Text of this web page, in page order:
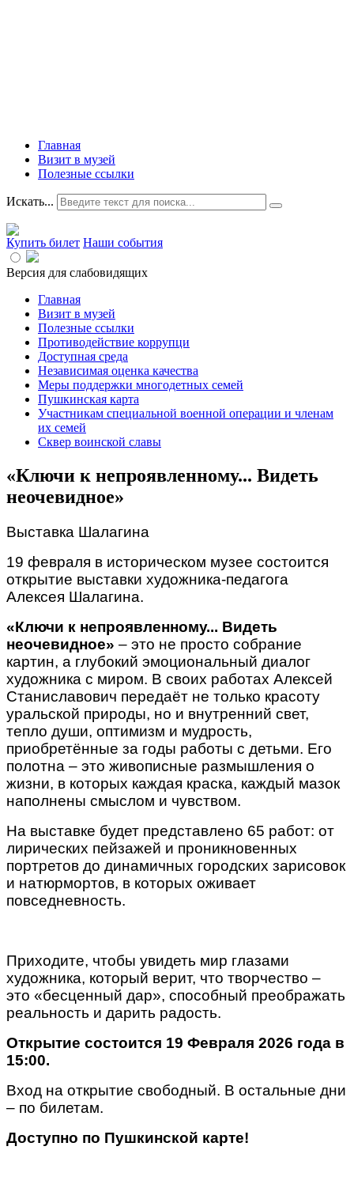
Главная
Визит в музей
Полезные ссылки
Искать...
Купить билет Наши события
Версия для слабовидящих
Главная
Визит в музей
Полезные ссылки
Противодействие коррупци
Доступная среда
Независимая оценка качества
Меры поддержки многодетных семей
Пушкинская карта
Участникам специальной военной операции и членам
их семей
Сквер воинской славы
«Ключи к непроявленному... Видеть
неочевидное»
Выставка Шалагина
19 февраля в историческом музее состоится
открытие выставки художника-педагога
Алексея Шалагина.
«Ключи к непроявленному... Видеть
неочевидное» – это не просто собрание
картин, а глубокий эмоциональный диалог
художника с миром. В своих работах Алексей
Станиславович передаёт не только красоту
уральской природы, но и внутренний свет,
тепло души, оптимизм и мудрость,
приобретённые за годы работы с детьми. Его
полотна – это живописные размышления о
жизни, в которых каждая краска, каждый мазок
наполнены смыслом и чувством.
На выставке будет представлено 65 работ: от
лирических пейзажей и проникновенных
портретов до динамичных городских зарисовок
и натюрмортов, в которых оживает
повседневность.
Приходите, чтобы увидеть мир глазами
художника, который верит, что творчество –
это «бесценный дар», способный преображать
реальность и дарить радость.
Открытие состоится 19 Февраля 2026 года в
15:00.
Вход на открытие свободный. В остальные дни
– по билетам.
Доступно по Пушкинской карте!